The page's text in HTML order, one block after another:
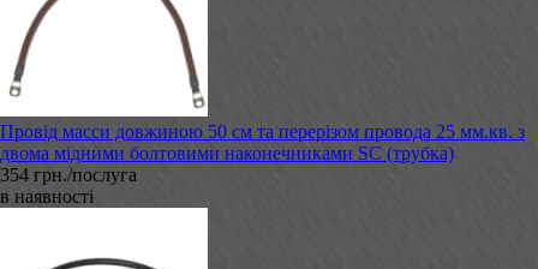
Провід масси довжиною 50 см та перерізом провода 25 мм.кв. з
двома мідними болтовими наконечниками SC (трубка)
354 грн./послуга
в наявності